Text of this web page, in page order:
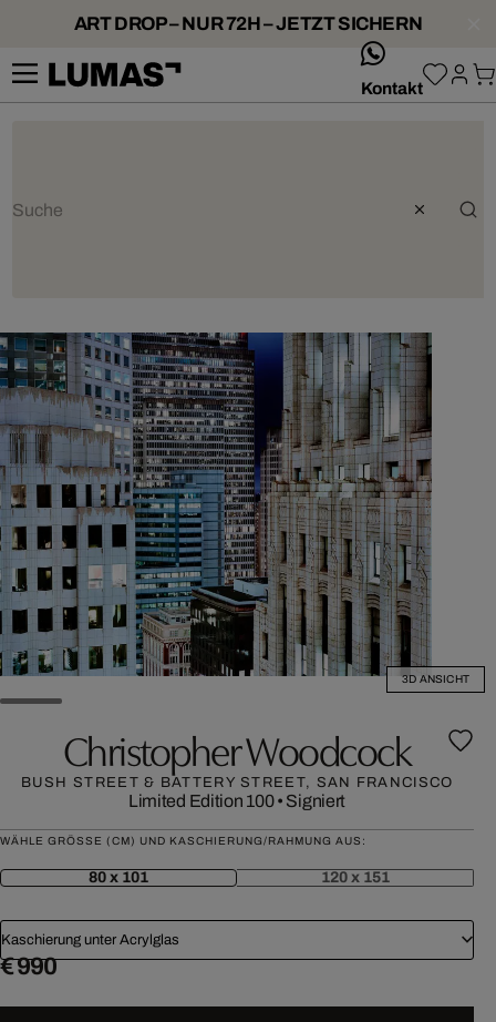
ART DROP – NUR 72H – JETZT SICHERN
Kontakt
3D ANSICHT
Christopher Woodcock
BUSH STREET & BATTERY STREET, SAN FRANCISCO
Limited Edition 100• Signiert
WÄHLE GRÖSSE (CM) UND KASCHIERUNG/RAHMUNG AUS:
80 x 101 120 x 151
Kaschierung unter Acrylglas
€ 990